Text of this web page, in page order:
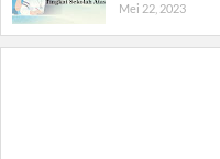
Mei 22, 2023